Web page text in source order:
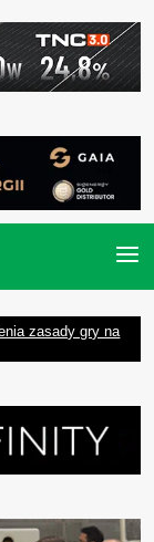
zasady gry na